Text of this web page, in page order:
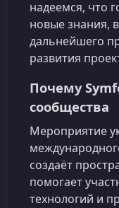
надеемся, что
новые знания,
дальнейшего
развития
Почему
сообщества
Мероприятие
создаёт
помогает
технологий и